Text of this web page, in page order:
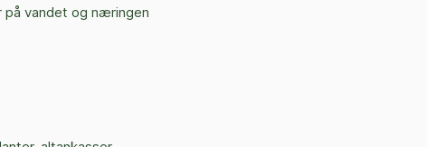
på vandet og næringen